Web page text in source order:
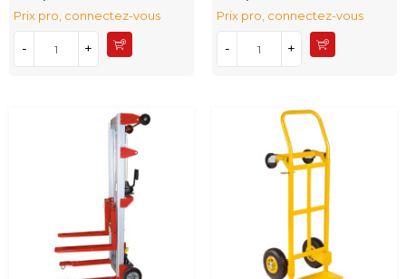
Prix pro, connectez-vous
- +
Prix pro, connectez-vous
- +